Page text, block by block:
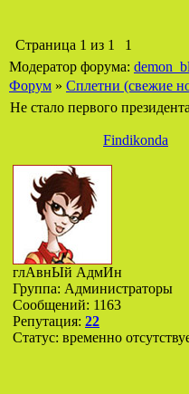
Страница 1 из 1
1
Модератор форума:
Форум » Сплетни (свежие
Не стало первого
Findikonda
глАвнЫй АдмИн
Группа: Администраторы
Сообщений: 1163
Репутация: 22
Статус: временно